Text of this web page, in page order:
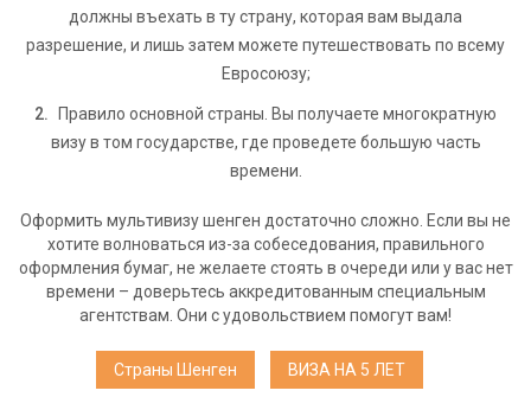
должны въехать в ту страну, которая вам выдала
разрешение, и лишь затем можете путешествовать по всему
Евросоюзу;
Правило основной страны. Вы получаете многократную
визу в том государстве, где проведете большую часть
времени.
Оформить мультивизу шенген достаточно сложно. Если вы не
хотите волноваться из-за собеседования, правильного
оформления бумаг, не желаете стоять в очереди или у вас нет
времени – доверьтесь аккредитованным специальным
агентствам. Они с удовольствием помогут вам!
Страны Шенген ВИЗА НА 5 ЛЕТ